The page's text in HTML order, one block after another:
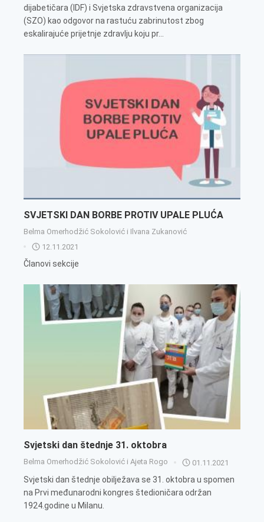
dijabetičara (IDF) i Svjetska zdravstvena organizacija
(SZO) kao odgovor na rastuću zabrinutost zbog
eskalirajuće prijetnje zdravlju koju pr...
SVJETSKI DAN BORBE PROTIV UPALE PLUĆA
Belma Omerhodžić Sokolović i Ilvana Zukanović
12.11.2021
Članovi sekcije
Svjetski dan štednje 31. oktobra
Belma Omerhodžić Sokolović i Ajeta Rogo 01.11.2021
Svjetski dan štednje obilježava se 31. oktobra u spomen
na Prvi međunarodni kongres štedioničara održan
1924.godine u Milanu.